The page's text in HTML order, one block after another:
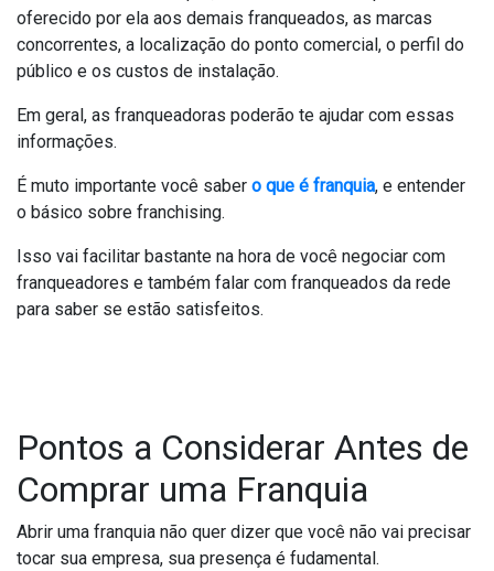
oferecido por ela aos demais franqueados, as marcas
concorrentes, a localização do ponto comercial, o perfil do
público e os custos de instalação.
Em geral, as franqueadoras poderão te ajudar com essas
informações.
É muto importante você saber o que é franquia, e entender
o básico sobre franchising.
Isso vai facilitar bastante na hora de você negociar com
franqueadores e também falar com franqueados da rede
para saber se estão satisfeitos.
Pontos a Considerar Antes de
Comprar uma Franquia
Abrir uma franquia não quer dizer que você não vai precisar
tocar sua empresa, sua presença é fudamental.